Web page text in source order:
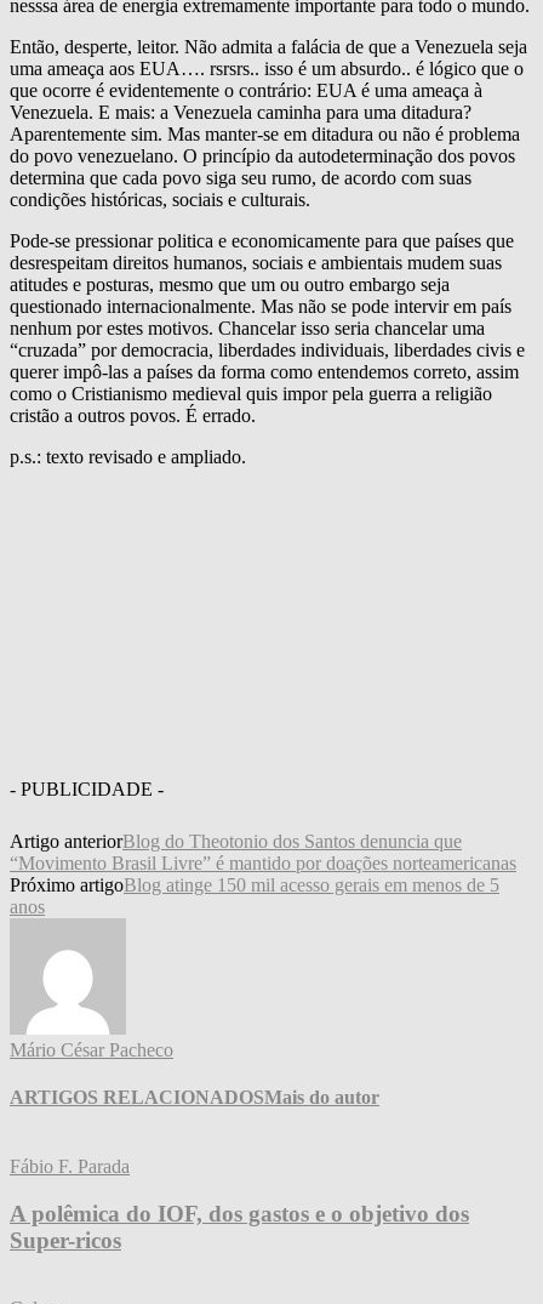
nesssa área de energia extremamente importante para todo o mundo.
Então, desperte, leitor. Não admita a falácia de que a Venezuela seja
uma ameaça aos EUA…. rsrsrs.. isso é um absurdo.. é lógico que o
que ocorre é evidentemente o contrário: EUA é uma ameaça à
Venezuela. E mais: a Venezuela caminha para uma ditadura?
Aparentemente sim. Mas manter-se em ditadura ou não é problema
do povo venezuelano. O princípio da autodeterminação dos povos
determina que cada povo siga seu rumo, de acordo com suas
condições históricas, sociais e culturais.
Pode-se pressionar politica e economicamente para que países que
desrespeitam direitos humanos, sociais e ambientais mudem suas
atitudes e posturas, mesmo que um ou outro embargo seja
questionado internacionalmente. Mas não se pode intervir em país
nenhum por estes motivos. Chancelar isso seria chancelar uma
“cruzada” por democracia, liberdades individuais, liberdades civis e
querer impô-las a países da forma como entendemos correto, assim
como o Cristianismo medieval quis impor pela guerra a religião
cristão a outros povos. É errado.
p.s.: texto revisado e ampliado.
- PUBLICIDADE -
Artigo anteriorBlog do Theotonio dos Santos denuncia que
“Movimento Brasil Livre” é mantido por doações norteamericanas
Próximo artigoBlog atinge 150 mil acesso gerais em menos de 5
anos
Mário César Pacheco
ARTIGOS RELACIONADOSMais do autor
Fábio F. Parada
A polêmica do IOF, dos gastos e o objetivo dos
Super-ricos